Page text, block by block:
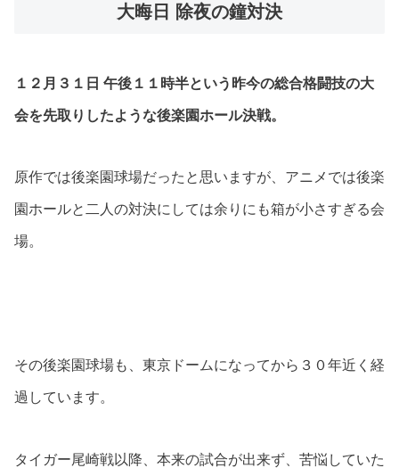
大晦日 除夜の鐘対決
１２月３１日 午後１１時半という昨今の総合格闘技の大
会を先取りしたような後楽園ホール決戦。
原作では後楽園球場だったと思いますが、アニメでは後楽
園ホールと二人の対決にしては余りにも箱が小さすぎる会
場。
その後楽園球場も、東京ドームになってから３０年近く経
過しています。
タイガー尾崎戦以降、本来の試合が出来ず、苦悩していた